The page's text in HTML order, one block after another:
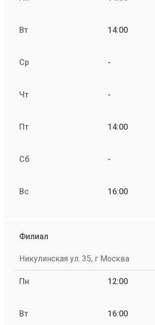
Вт 14:00
Ср -
Чт -
Пт 14:00
Сб -
Вс 16:00
Филиал
Никулинская ул. 35, г Москва
Пн 12:00
Вт 16:00